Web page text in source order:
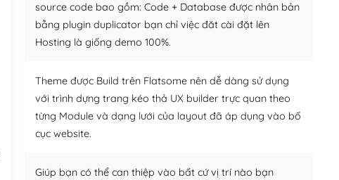
source code bao gồm: Code + Database được nhân bản
bằng plugin duplicator bạn chỉ việc đăt cài đặt lên
Hosting là giống demo 100%.
Theme được Build trên Flatsome nên dễ dàng sử dụng
với trình dựng trang kéo thả UX builder trực quan theo
từng Module và dạng lưới của layout đã áp dụng vào bố
cục website.
Giúp bạn có thể can thiệp vào bất cứ vị trí nào bạn